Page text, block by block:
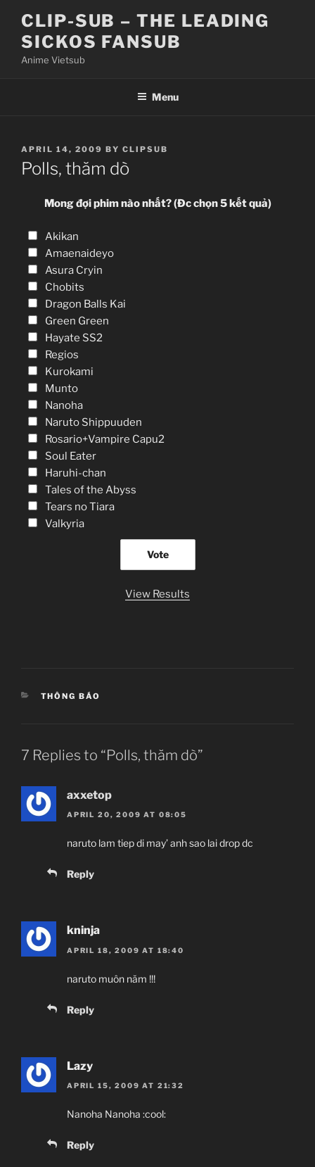
content
CLIP-SUB – THE LEADING
SICKOS FANSUB
Anime Vietsub
Menu
POSTED
ON
APRIL 14, 2009 BY CLIPSUB
Polls, thăm dò
Mong đợi phim nào nhất? (Đc chọn 5 kết quả)
Akikan
Amaenaideyo
Asura Cryin
Chobits
Dragon Balls Kai
Green Green
Hayate SS2
Regios
Kurokami
Munto
Nanoha
Naruto Shippuuden
Rosario+Vampire Capu2
Soul Eater
Haruhi-chan
Tales of the Abyss
Tears no Tiara
Valkyria
View Results
CATEGORIES
THÔNG BÁO
7 Replies to “Polls, thăm dò”
axxetop
APRIL 20, 2009 AT 08:05
naruto lam tiep di may’ anh sao lai drop dc
Reply
kninja
APRIL 18, 2009 AT 18:40
naruto muôn năm !!!
Reply
Lazy
APRIL 15, 2009 AT 21:32
Nanoha Nanoha :cool:
Reply